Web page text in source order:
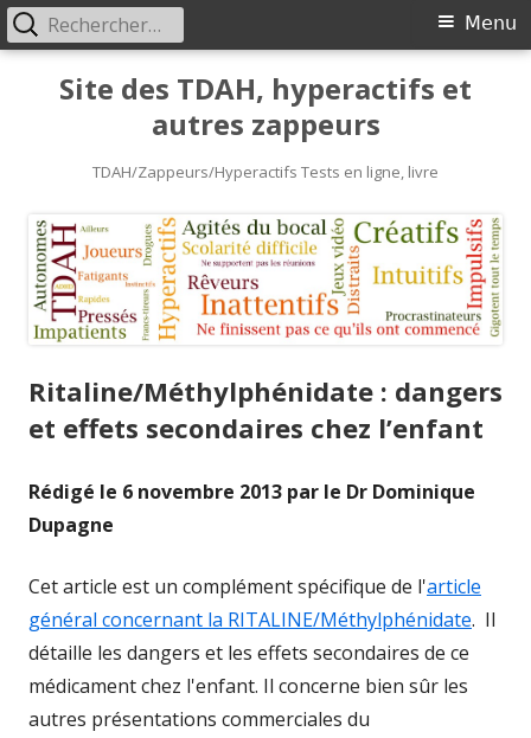
Site des TDAH, hyperactifs et
autres zappeurs
TDAH/Zappeurs/Hyperactifs Tests en ligne, livre
Primary
Menu
Menu
Rechercher :
Ritaline/Méthylphénidate : dangers
et effets secondaires chez l’enfant
Rédigé le 6 novembre 2013 par le Dr Dominique
Dupagne
Cet article est un complément spécifique de l'article
général concernant la RITALINE/Méthylphénidate. Il
détaille les dangers et les effets secondaires de ce
médicament chez l'enfant. Il concerne bien sûr les
autres présentations commerciales du